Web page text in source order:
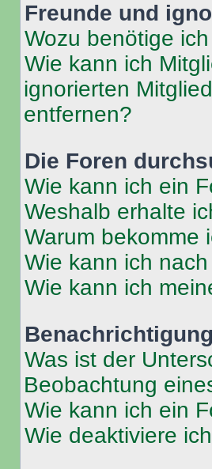
Freunde und
Wozu benötige
Wie kann ich
ignorierten
entfernen?
Die Foren
Wie kann ich ein
Weshalb erhalte
Warum bekomme
Wie kann ich
Wie kann ich
Was ist der
Beobachtung
Wie kann ich ein
Wie deaktiviere